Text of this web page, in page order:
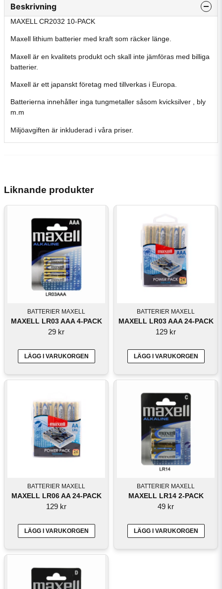
Beskrivning
MAXELL CR2032 10-PACK
Maxell lithium batterier med kraft som räcker länge.
Maxell är en kvalitets produkt och skall inte jämföras med billiga
batterier.
Maxell är ett japanskt företag med tillverkas i Europa.
Batterierna innehåller inga tungmetaller såsom kvicksilver , bly
m.m
Miljöavgiften är inkluderad i våra priser.
Liknande produkter
BATTERIER MAXELL
MAXELL LR03 AAA 4-PACK
29 kr
LÄGG I VARUKORGEN
BATTERIER MAXELL
MAXELL LR03 AAA 24-PACK
129 kr
LÄGG I VARUKORGEN
BATTERIER MAXELL
MAXELL LR06 AA 24-PACK
129 kr
LÄGG I VARUKORGEN
BATTERIER MAXELL
MAXELL LR14 2-PACK
49 kr
LÄGG I VARUKORGEN